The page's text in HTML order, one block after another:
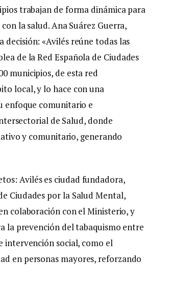
trabajan de forma dinámica para
la salud. Ana Suárez Guerra,
decisión: «Avilés reúne todas las
de la Red Española de Ciudades
municipios, de esta red
local, y lo hace con una
enfoque comunitario e
de Salud, donde
y comunitario, generando
Avilés es ciudad fundadora,
Ciudades por la Salud Mental,
colaboración con el Ministerio, y
la prevención del tabaquismo entre
intervención social, como el
en personas mayores, reforzando